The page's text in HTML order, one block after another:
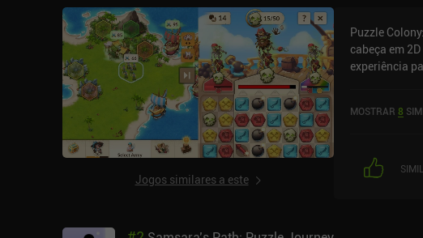
Jogos similares a este
Puzzle
cabeça em
experiência
Google Play e
MOSTRAR 8